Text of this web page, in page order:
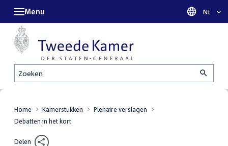
Zoeken
Menu Taal
NL
Home Kamerstukken
Plenaire verslagen
Debatten in het kort
Delen